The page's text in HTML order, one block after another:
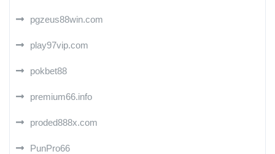
pgzeus88win.com
play97vip.com
pokbet88
premium66.info
proded888x.com
PunPro66